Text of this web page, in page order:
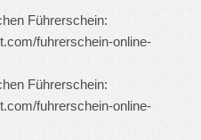
Führerschein:
fuhrerschein-online-
Führerschein:
fuhrerschein-online-